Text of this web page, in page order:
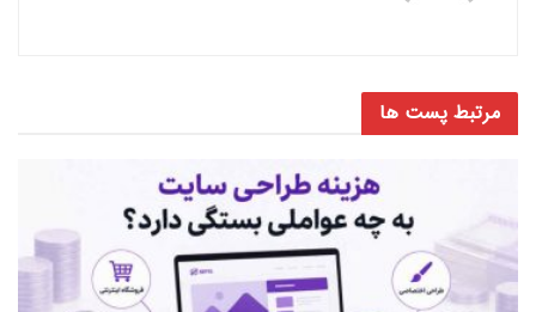
مرتبط پست ها